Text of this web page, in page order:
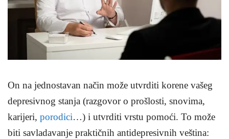
On na jednostavan način može utvrditi korene vašeg
depresivnog stanja (razgovor o prošlosti, snovima,
karijeri, porodici…) i utvrditi vrstu pomoći. To može
biti savladavanje praktičnih antidepresivnih veština: